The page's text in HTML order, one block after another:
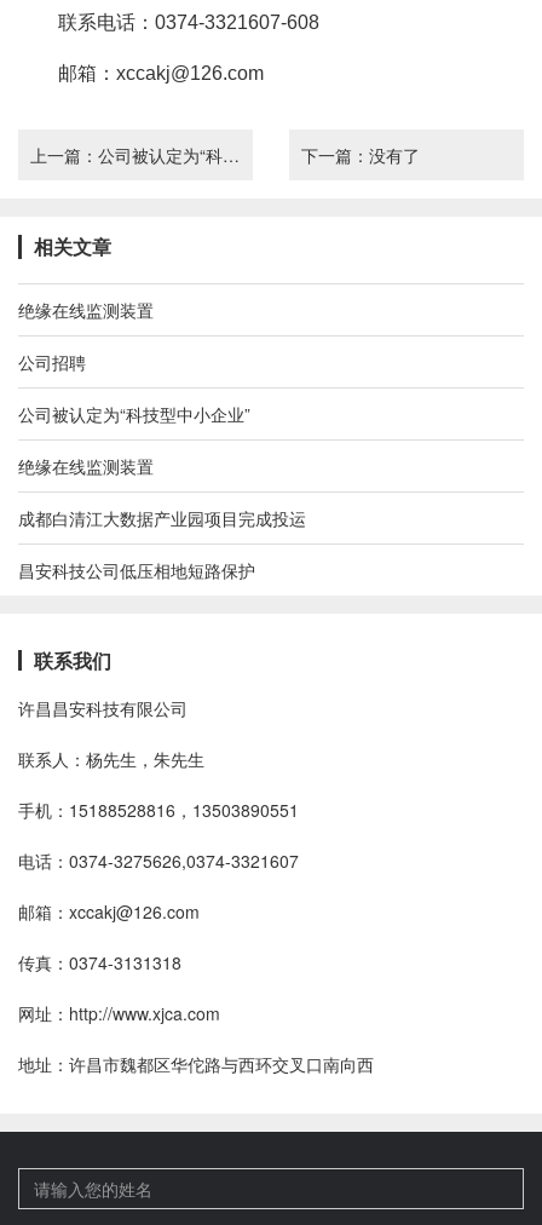
联系电话：0374-3321607-608
邮箱：xccakj@126.com
上一篇： 公司被认定为“科技型中小企业” 下一篇： 没有了
相关文章
绝缘在线监测装置
公司招聘
公司被认定为“科技型中小企业”
绝缘在线监测装置
成都白清江大数据产业园项目完成投运
昌安科技公司低压相地短路保护
联系我们
许昌昌安科技有限公司
联系人：杨先生，朱先生
手机：15188528816，13503890551
电话：0374-3275626,0374-3321607
邮箱：xccakj@126.com
传真：0374-3131318
网址：http://www.xjca.com
地址：许昌市魏都区华佗路与西环交叉口南向西